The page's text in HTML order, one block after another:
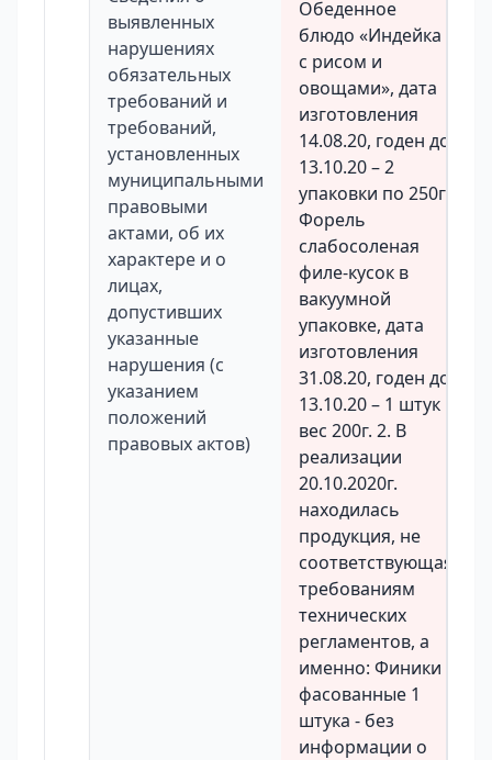
выявленных
нарушениях
обязательных
требований и
требований,
установленных
муниципальными
правовыми
актами, об их
характере и о
лицах,
допустивших
указанные
нарушения (с
указанием
положений
правовых актов)
Обеденное
блюдо «Индейка
с рисом и
овощами», дата
изготовления
14.08.20, годен до
13.10.20 – 2
упаковки по 250г;
Форель
слабосоленая
филе-кусок в
вакуумной
упаковке, дата
изготовления
31.08.20, годен до
13.10.20 – 1 штук
вес 200г. 2. В
реализации
20.10.2020г.
находилась
продукция, не
соответствующая
требованиям
технических
регламентов, а
именно: Финики
фасованные 1
штука - без
информации о